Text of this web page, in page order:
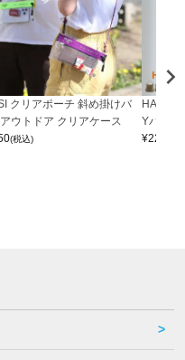
クリアポーチ 斜め掛けバ
ウトドア クリアケース
(税込)
Yバッグ
¥22,000